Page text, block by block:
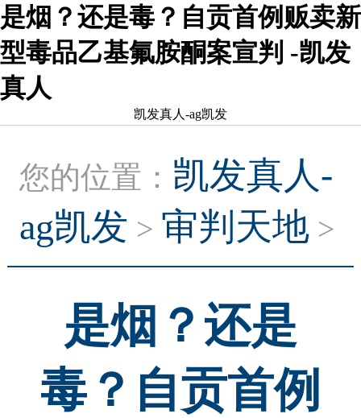
是烟？还是毒？自贡首例贩卖新
型毒品乙基氟胺酮案宣判 -凯发
真人
凯发真人-ag凯发
您的位置： 凯发真人-
ag凯发 > 审判天地 >
是烟？还是
毒？自贡首例